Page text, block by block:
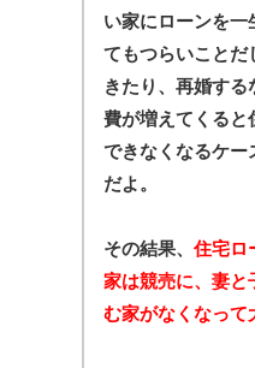
い家にローンを一
てもつらいことだ
きたり、再婚する
費が増えてくると
できなくなるケー
だよ。
その結果、 住宅ロ
家は競売に、妻と
む家がなくなって